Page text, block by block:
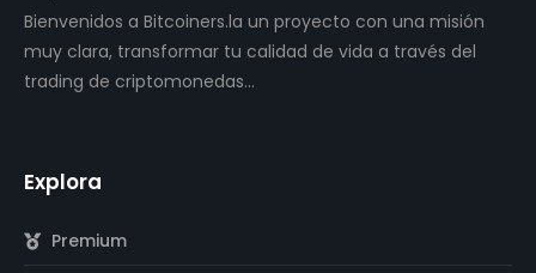
Bienvenidos a Bitcoiners.la un proyecto con una misión
muy clara, transformar tu calidad de vida a través del
trading de criptomonedas…
Explora
Premium